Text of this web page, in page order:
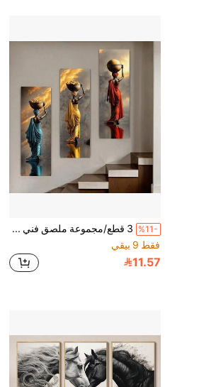
%11-
3 قطع/مجموعة ملصق فني جداري على قماش بحجم كبير، فن ديكوري كلاسيكي حديث بورتريه، قماش فقط، يمكن تعليقه على الجدار للديكور، ملصق فني جداري حديث، عمل فني بحبر عالي الدقة، عديم الرائحة، غير قابل للبهتان، لوحة عالية الجودة، امرأة أفريقية نابضة بالحياة، مناسب لغرفة المعيشة، غرفة النوم، المكتب المنزلي، غرفة الطعام، ديكور الخريف والربيع
فقط 9 بيقي
11.57